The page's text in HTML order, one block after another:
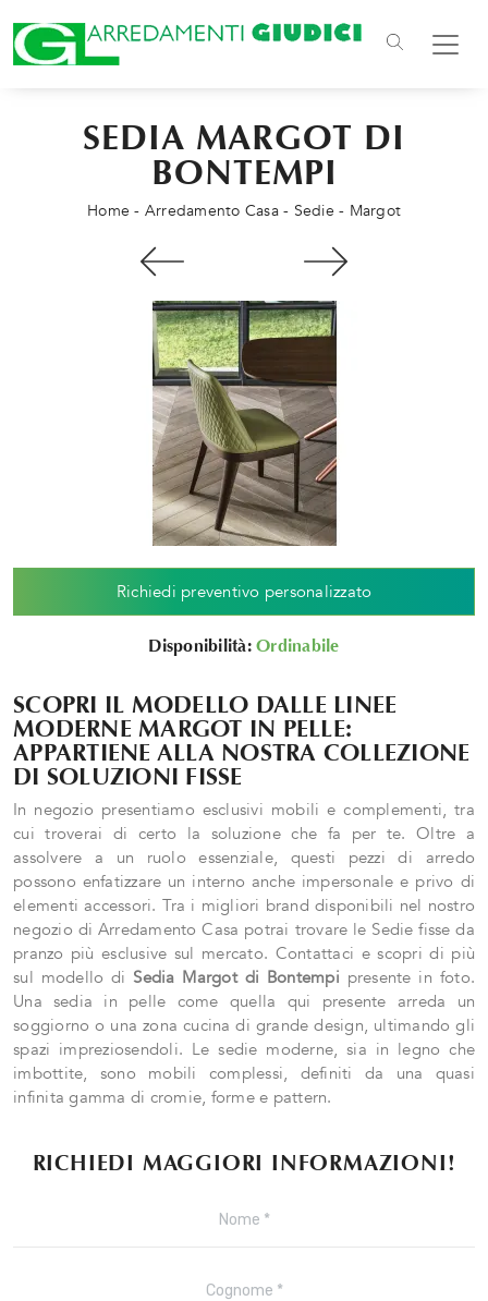
SEDIA MARGOT DI
BONTEMPI
Home - Arredamento Casa- Sedie - Margot
Richiedi preventivo personalizzato
Disponibilità:Ordinabile
SCOPRI IL MODELLO DALLE LINEE
MODERNE MARGOT IN PELLE:
APPARTIENE ALLA NOSTRA COLLEZIONE
DI SOLUZIONI FISSE
In negozio presentiamo esclusivi mobili e complementi, tra
cui troverai di certo la soluzione che fa per te. Oltre a
assolvere a un ruolo essenziale, questi pezzi di arredo
possono enfatizzare un interno anche impersonale e privo di
elementi accessori. Tra i migliori brand disponibili nel nostro
negozio di Arredamento Casa potrai trovare le Sedie fisse da
pranzo più esclusive sul mercato. Contattaci e scopri di più
sul modello di Sedia Margot di Bontempi presente in foto.
Una sedia in pelle come quella qui presente arreda un
soggiorno o una zona cucina di grande design, ultimando gli
spazi impreziosendoli. Le sedie moderne, sia in legno che
imbottite, sono mobili complessi, definiti da una quasi
infinita gamma di cromie, forme e pattern.
RICHIEDI MAGGIORI INFORMAZIONI!